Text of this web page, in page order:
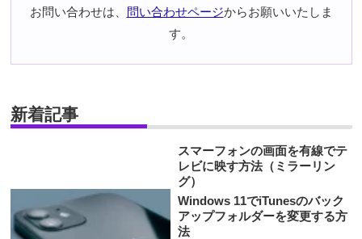
お問い合わせは、 問い合わせページからお願いいたしま
す。
新着記事
スマーフォンの画面を有線でテ
レビに映す方法（ミラーリン
グ）
Windows 11でiTunesのバック
アップフォルダーを変更する方
法